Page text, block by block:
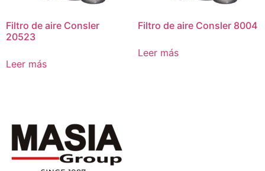
Filtro de aire Consler
20523
Leer más
Filtro de aire Consler 8004
Leer más